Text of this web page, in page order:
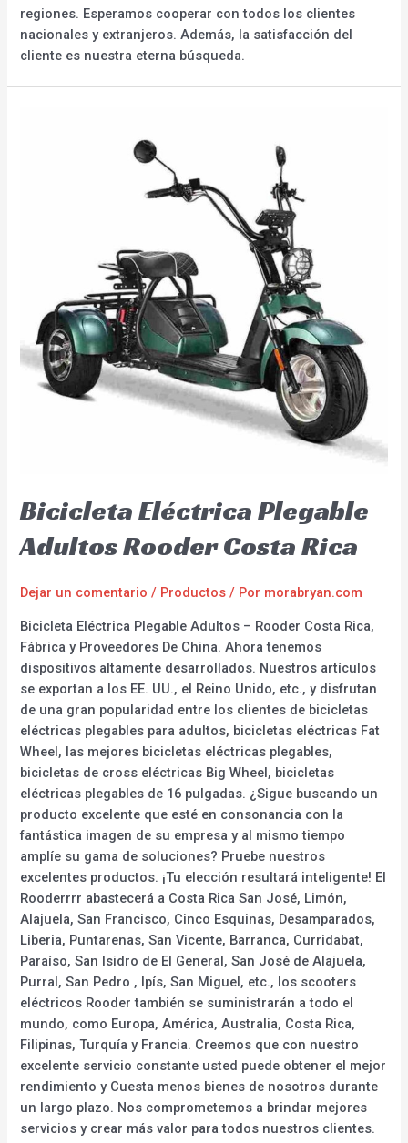
regiones. Esperamos cooperar con todos los clientes
nacionales y extranjeros. Además, la satisfacción del
cliente es nuestra eterna búsqueda.
Bicicleta Eléctrica Plegable
Adultos Rooder Costa Rica
Dejar un comentario / Productos / Por morabryan.com
Bicicleta Eléctrica Plegable Adultos – Rooder Costa Rica,
Fábrica y Proveedores De China. Ahora tenemos
dispositivos altamente desarrollados. Nuestros artículos
se exportan a los EE. UU., el Reino Unido, etc., y disfrutan
de una gran popularidad entre los clientes de bicicletas
eléctricas plegables para adultos, bicicletas eléctricas Fat
Wheel, las mejores bicicletas eléctricas plegables,
bicicletas de cross eléctricas Big Wheel, bicicletas
eléctricas plegables de 16 pulgadas. ¿Sigue buscando un
producto excelente que esté en consonancia con la
fantástica imagen de su empresa y al mismo tiempo
amplíe su gama de soluciones? Pruebe nuestros
excelentes productos. ¡Tu elección resultará inteligente! El
Rooderrrr abastecerá a Costa Rica San José, Limón,
Alajuela, San Francisco, Cinco Esquinas, Desamparados,
Liberia, Puntarenas, San Vicente, Barranca, Curridabat,
Paraíso, San Isidro de El General, San José de Alajuela,
Purral, San Pedro , Ipís, San Miguel, etc., los scooters
eléctricos Rooder también se suministrarán a todo el
mundo, como Europa, América, Australia, Costa Rica,
Filipinas, Turquía y Francia. Creemos que con nuestro
excelente servicio constante usted puede obtener el mejor
rendimiento y Cuesta menos bienes de nosotros durante
un largo plazo. Nos comprometemos a brindar mejores
servicios y crear más valor para todos nuestros clientes.